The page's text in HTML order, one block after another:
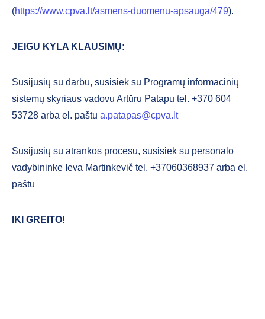
(https://www.cpva.lt/asmens-duomenu-apsauga/479).
JEIGU KYLA KLAUSIMŲ:
Susijusių su darbu, susisiek su Programų informacinių
sistemų skyriaus vadovu Artūru Patapu tel. +370 604
53728 arba el. paštu a.patapas@cpva.lt
Susijusių su atrankos procesu, susisiek su personalo
vadybininke Ieva Martinkevič tel. +37060368937 arba el.
paštu
IKI GREITO!